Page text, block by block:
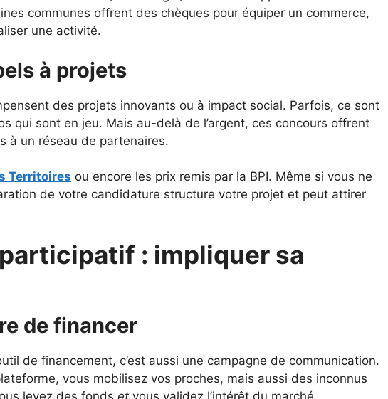
communes offrent des chèques pour équiper un commerce,
une activité.
à projets
des projets innovants ou à impact social. Parfois, ce sont
qui sont en jeu. Mais au-delà de l’argent, ces concours offrent
à un réseau de partenaires.
Territoires ou encore les prix remis par la BPI. Même si vous ne
de votre candidature structure votre projet et peut attirer
: impliquer sa
de financer
de financement, c’est aussi une campagne de communication.
vous mobilisez vos proches, mais aussi des inconnus
levez des fonds et vous validez l’intérêt du marché.